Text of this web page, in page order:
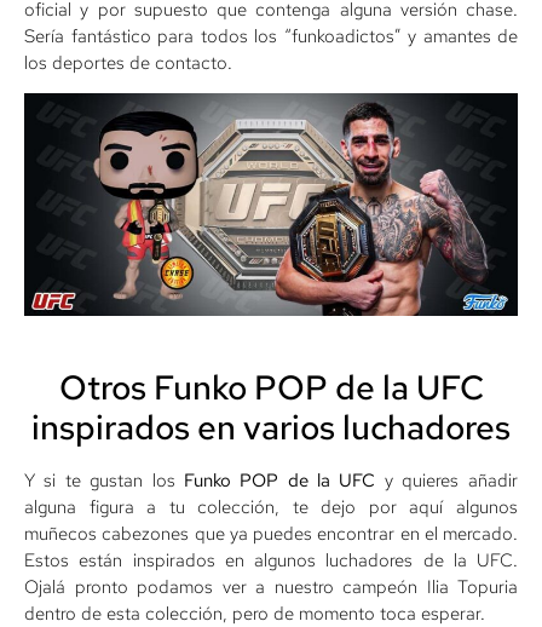
oficial y por supuesto que contenga alguna versión chase.
Sería fantástico para todos los “funkoadictos” y amantes de
los deportes de contacto.
Otros Funko POP de la UFC
inspirados en varios luchadores
Y si te gustan los Funko POP de la UFC y quieres añadir
alguna figura a tu colección, te dejo por aquí algunos
muñecos cabezones que ya puedes encontrar en el mercado.
Estos están inspirados en algunos luchadores de la UFC.
Ojalá pronto podamos ver a nuestro campeón Ilia Topuria
dentro de esta colección, pero de momento toca esperar.